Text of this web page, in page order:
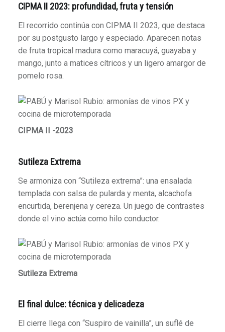
CIPMA II 2023: profundidad, fruta y tensión
El recorrido continúa con CIPMA II 2023, que destaca
por su postgusto largo y especiado. Aparecen notas
de fruta tropical madura como maracuyá, guayaba y
mango, junto a matices cítricos y un ligero amargor de
pomelo rosa.
CIPMA II -2023
Sutileza Extrema
Se armoniza con “Sutileza extrema”: una ensalada
templada con salsa de pularda y menta, alcachofa
encurtida, berenjena y cereza. Un juego de contrastes
donde el vino actúa como hilo conductor.
Sutileza Extrema
El final dulce: técnica y delicadeza
El cierre llega con “Suspiro de vainilla”, un suflé de